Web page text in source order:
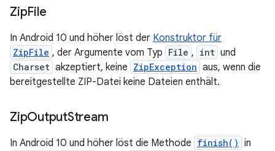
ZipFile
In Android 10 und höher löst der Konstruktor für
ZipFile , der Argumente vom Typ File , int und
Charset akzeptiert, keine ZipException aus, wenn die
bereitgestellte ZIP-Datei keine Dateien enthält.
ZipOutputStream
In Android 10 und höher löst die Methode finish() in